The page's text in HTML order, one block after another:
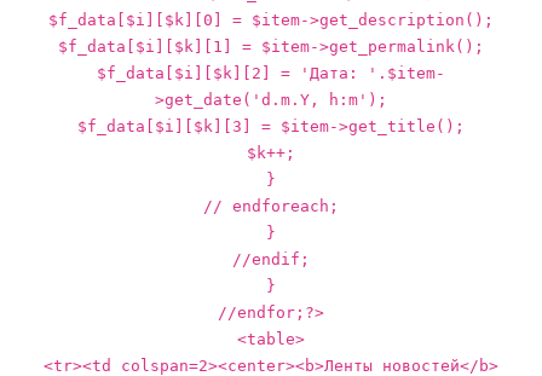
$f_data[$i][$k][0] = $item->get_description();
$f_data[$i][$k][1] = $item->get_permalink();
$f_data[$i][$k][2] = 'Дата: '.$item-
>get_date('d.m.Y, h:m');
$f_data[$i][$k][3] = $item->get_title();
$k++;
}
// endforeach;
}
//endif;
}
//endfor;?>
<table>
<tr><td colspan=2><center><b>Ленты новостей</b>